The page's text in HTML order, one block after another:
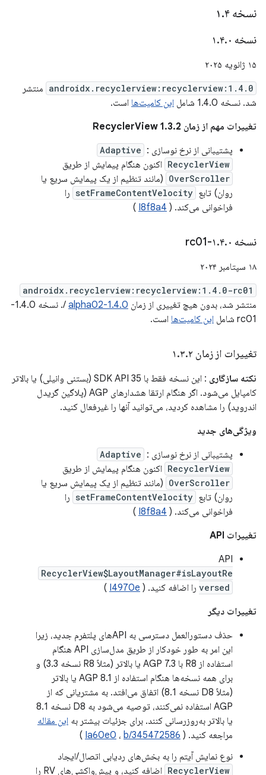
نسخه ۱ .۴
نسخه ۱ .۴.۰
۱۵ ژانویه ۲۰۲۵
androidx.recyclerview:recyclerview:1.4.0 منتشر
شد. نسخه 1.4.0 شامل
این کامیت‌ها است.
تغییرات مهم از زمان RecyclerView 1.3.2
پشتیبانی از نرخ نوسازی
Adaptive :
RecyclerView اکنون هنگام پیمایش از طریق
OverScroller (مانند تنظیم از یک پیمایش سریع یا
روان) تابع setFrameContentVelocity را
فراخوانی می‌کند. ( I8f8a4
)
نسخه ۱ .۴.۰-rc01
۱۸ سپتامبر ۲۰۲۴
androidx.recyclerview:recyclerview:1.4.0-rc01
منتشر شد، بدون هیچ تغییری از زمان 1.4.0-alpha02
/. نسخه 1.4.0-
rc01 شامل
این کامیت‌ها است.
تغییرات از زمان ۱ .۳.۲
نکته سازگاری
: این نسخه فقط با SDK API 35 (بستنی وانیلی) یا بالاتر
کامپایل می‌شود. اگر هنگام ارتقا هشدارهای AGP (پلاگین گریدل
اندروید) را مشاهده کردید، می‌توانید آنها را غیرفعال کنید.
ویژگی‌های جدید
پشتیبانی از نرخ نوسازی
Adaptive :
RecyclerView اکنون هنگام پیمایش از طریق
OverScroller (مانند تنظیم از یک پیمایش سریع یا
روان) تابع setFrameContentVelocity را
فراخوانی می‌کند. ( I8f8a4
)
تغییرات API
API
RecyclerView$LayoutManager#isLayoutRe
versed را اضافه کنید. ( I4970e
)
تغییرات دیگر
حذف دستورالعمل دسترسی به APIهای پلتفرم جدید، زیرا
این امر به طور خودکار از طریق مدل‌سازی API هنگام
استفاده از R8 با AGP 7.3 یا بالاتر (مثلاً R8 نسخه 3.3) و
برای همه نسخه‌ها هنگام استفاده از AGP 8.1 یا بالاتر
(مثلاً D8 نسخه 8.1) اتفاق می‌افتد. به مشتریانی که از
AGP استفاده نمی‌کنند، توصیه می‌شود به D8 نسخه 8.1
یا بالاتر به‌روزرسانی کنند. برای جزئیات بیشتر به این مقاله
مراجعه کنید. (
Ia60e0 ، b/345472586
)
نوع نمایش آیتم را به بخش‌های ردیابی اتصال/ایجاد
RecyclerView اضافه کنید، و پیش‌واکشی‌های RV را